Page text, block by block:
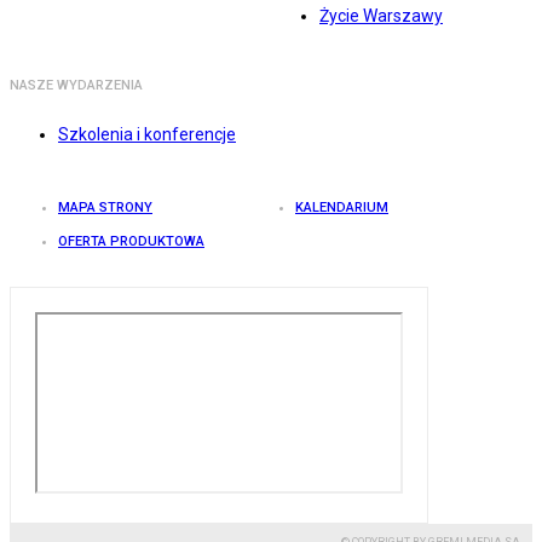
Życie Warszawy
NASZE WYDARZENIA
Szkolenia i konferencje
MAPA STRONY KALENDARIUM
OFERTA PRODUKTOWA